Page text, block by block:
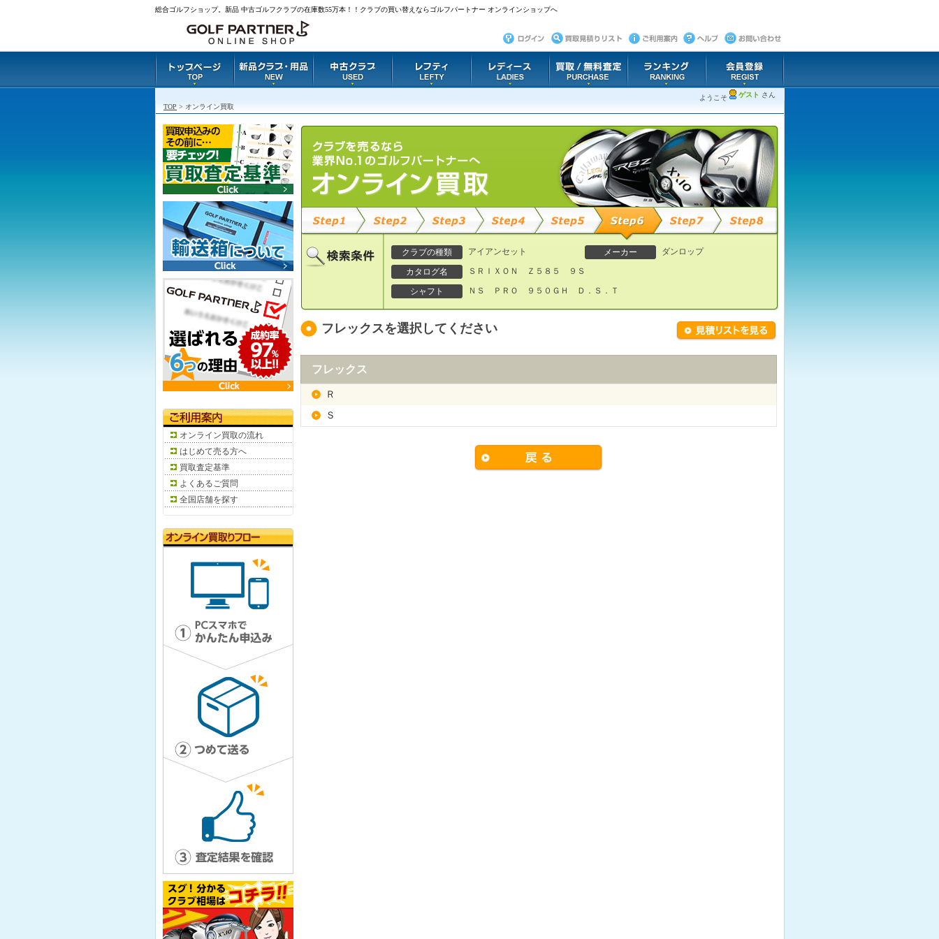
総合ゴルフショップ。新品 中古ゴルフクラブの在庫数55万本！！クラブの買い替えならゴルフパートナー オンラインショップへ
ゲスト さん
ようこそ
TOP > オンライン買取
クラブの種類 アイアンセット メーカー ダンロップ
カタログ名 ＳＲＩＸＯＮ Ｚ５８５ ９Ｓ
シャフト ＮＳ ＰＲＯ ９５０ＧＨ Ｄ．Ｓ．Ｔ
フレックスを選択してください
フレックス
Ｒ
Ｓ
オンライン買取の流れ
はじめて売る方へ
買取査定基準
よくあるご質問
全国店舗を探す